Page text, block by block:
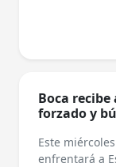
Boca
forzado y
Este
enfrentará a